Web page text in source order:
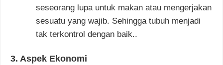
seseorang lupa untuk makan atau mengerjakan
sesuatu yang wajib. Sehingga tubuh menjadi
tak terkontrol dengan baik..
3. Aspek Ekonomi